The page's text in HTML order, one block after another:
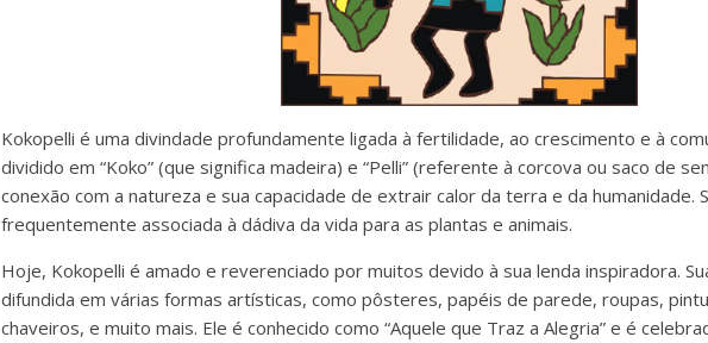
Kokopelli é uma divindade profundamente ligada à fertilidade, ao crescimento e à
dividido em “Koko” (que significa madeira) e “Pelli” (referente à corcova ou saco de
conexão com a natureza e sua capacidade de extrair calor da terra e da humanidade.
frequentemente associada à dádiva da vida para as plantas e animais.
Hoje, Kokopelli é amado e reverenciado por muitos devido à sua lenda inspiradora.
difundida em várias formas artísticas, como pôsteres, papéis de parede, roupas,
chaveiros, e muito mais. Ele é conhecido como “Aquele que Traz a Alegria” e é